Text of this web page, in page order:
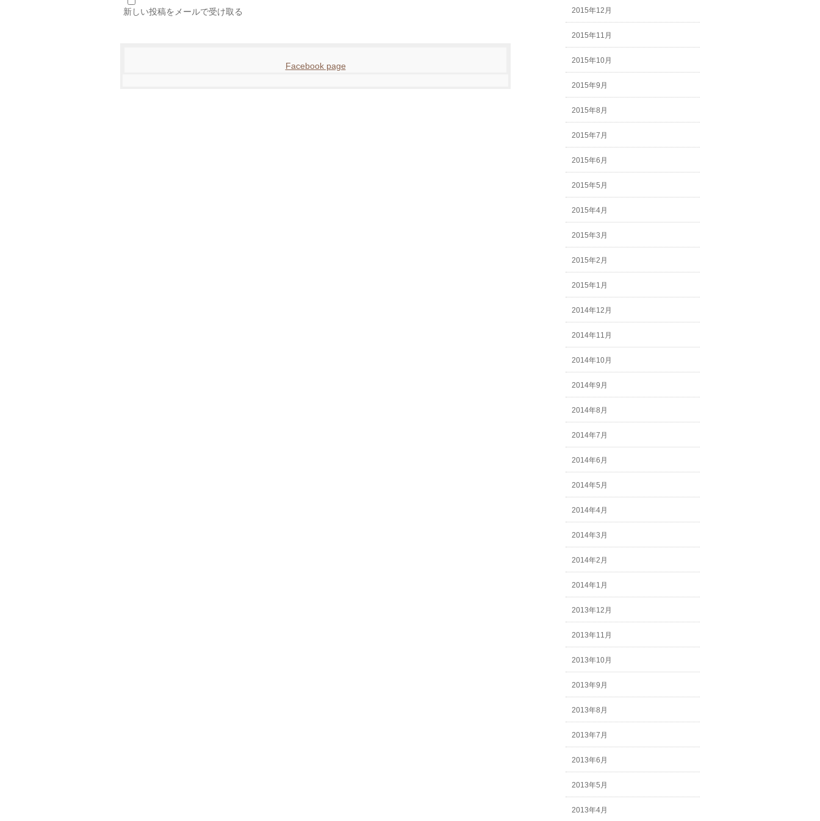
新しい投稿をメールで受け取る
Facebook page
2015年12月
2015年11月
2015年10月
2015年9月
2015年8月
2015年7月
2015年6月
2015年5月
2015年4月
2015年3月
2015年2月
2015年1月
2014年12月
2014年11月
2014年10月
2014年9月
2014年8月
2014年7月
2014年6月
2014年5月
2014年4月
2014年3月
2014年2月
2014年1月
2013年12月
2013年11月
2013年10月
2013年9月
2013年8月
2013年7月
2013年6月
2013年5月
2013年4月